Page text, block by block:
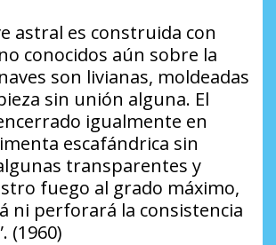
astral es construida con
conocidos aún sobre la
son livianas, moldeadas
sin unión alguna. El
igualmente en
escafándrica sin
transparentes y
fuego al grado máximo,
ni perforará la consistencia
(1960)